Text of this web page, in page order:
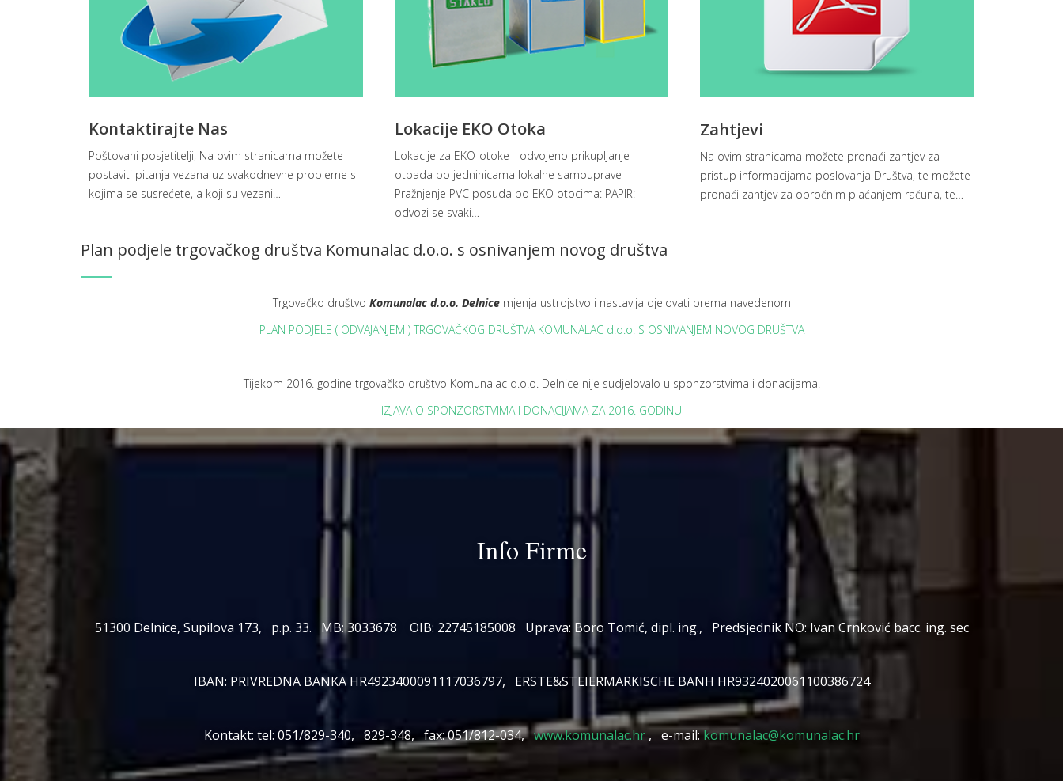
Kontaktirajte Nas
Poštovani posjetitelji, Na ovim stranicama možete
postaviti pitanja vezana uz svakodnevne probleme s
kojima se susrećete, a koji su vezani…
Lokacije EKO Otoka
Lokacije za EKO-otoke - odvojeno prikupljanje
otpada po jedninicama lokalne samouprave
Pražnjenje PVC posuda po EKO otocima: PAPIR:
odvozi se svaki…
Zahtjevi
Na ovim stranicama možete pronaći zahtjev za
pristup informacijama poslovanja Društva, te možete
pronaći zahtjev za obročnim plaćanjem računa, te…
Plan podjele trgovačkog društva Komunalac d.o.o. s osnivanjem novog društva
Trgovačko društvo Komunalac d.o.o. Delnicemjenja ustrojstvo i nastavlja djelovati prema navedenom
PLAN PODJELE ( ODVAJANJEM ) TRGOVAČKOG DRUŠTVA KOMUNALAC d.o.o. S OSNIVANJEM NOVOG DRUŠTVA
Tijekom 2016. godine trgovačko društvo Komunalac d.o.o. Delnice nije sudjelovalo u sponzorstvima i donacijama.
IZJAVA O SPONZORSTVIMA I DONACIJAMA ZA 2016. GODINU
Info Firme
51300 Delnice, Supilova 173, p.p. 33. MB: 3033678 OIB: 22745185008 Uprava: Boro Tomić, dipl. ing., Predsjednik NO: Ivan Crnković bacc. ing. sec
IBAN: PRIVREDNA BANKA HR4923400091117036797, ERSTE&STEIERMARKISCHE BANH HR9324020061100386724
Kontakt: tel: 051/829-340, 829-348, fax: 051/812-034,www.komunalac.hr, e-mail:komunalac@komunalac.hr